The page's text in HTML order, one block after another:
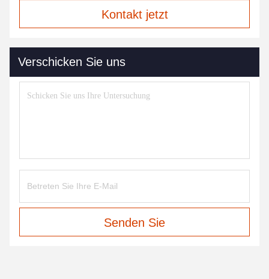
Kontakt jetzt
Verschicken Sie uns
Senden Sie